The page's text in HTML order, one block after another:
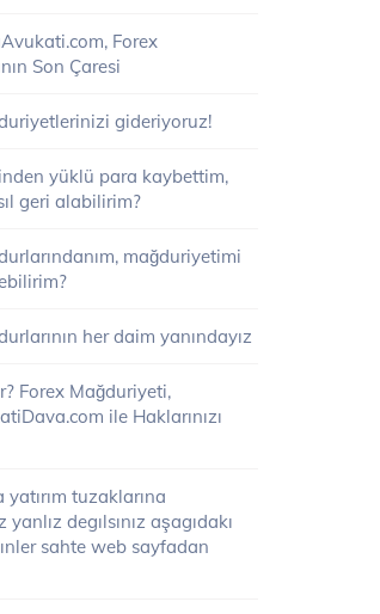
Forex
Son Çaresi
gideriyoruz!
yüklü para kaybettim,
geri alabilirim?
mağduriyetimi
her daim yanındayız
Forex Mağduriyeti,
ile Haklarınızı
tuzaklarına
yanlız degılsınız aşagıdakı
sahte web sayfadan